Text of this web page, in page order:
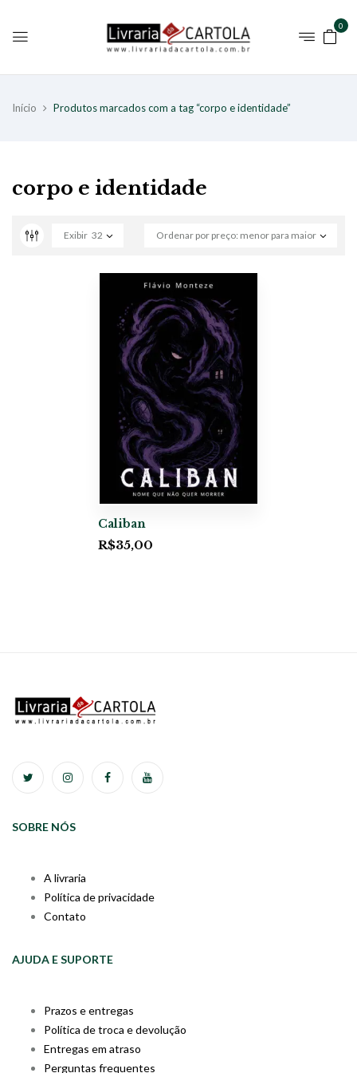
0
Início Produtos marcados com a tag “corpo e identidade”
corpo e identidade
Ordenar por preço: menor para maior
Exibir 32
Caliban
R$35,00
SOBRE NÓS
A livraria
Política de privacidade
Contato
AJUDA E SUPORTE
Prazos e entregas
Política de troca e devolução
Entregas em atraso
Perguntas frequentes